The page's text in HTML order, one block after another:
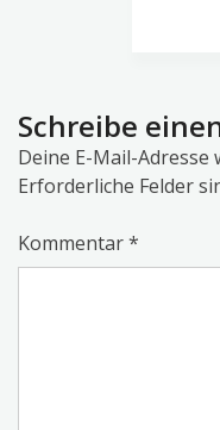
Schreibe
Deine E-Mail-
Erforderliche Felder
Kommentar*